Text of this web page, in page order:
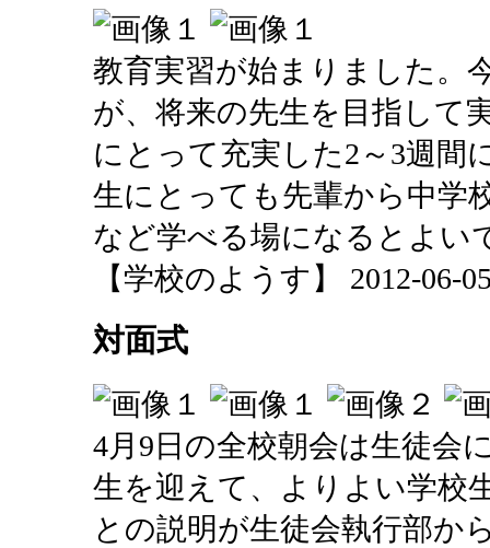
教育実習が始まりました。
が、将来の先生を目指して
にとって充実した2～3週間
生にとっても先輩から中学
など学べる場になるとよい
【学校のようす】 2012-06-
対面式
4月9日の全校朝会は生徒会
生を迎えて、よりよい学校
との説明が生徒会執行部か